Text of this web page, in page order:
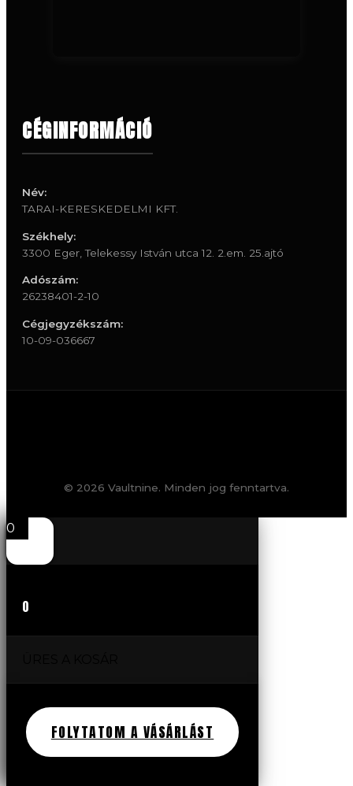
CÉGINFORMÁCIÓ
Név:
TARAI-KERESKEDELMI KFT.
Székhely:
3300 Eger, Telekessy István utca 12. 2.em. 25.ajtó
Adószám:
26238401-2-10
Cégjegyzékszám:
10-09-036667
© 2026 Vaultnine. Minden jog fenntartva.
0
0
FOLYTATOM A VÁSÁRLÁST